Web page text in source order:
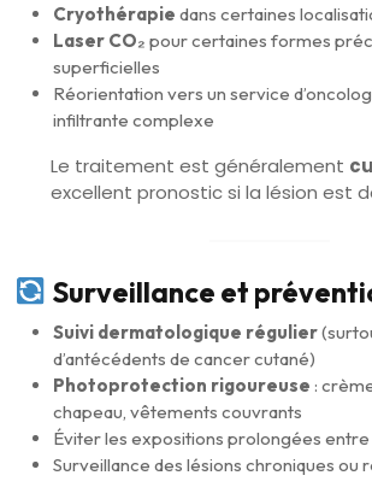
Cryothérapie dans certaines
Laser CO₂ pour certaines formes
superficielles
Réorientation vers un service
infiltrante complexe
Le traitement est généralement
excellent pronostic si la lésion est
Surveillance et
Suivi dermatologique régulier
d’antécédents de cancer cutané)
Photoprotection rigoureuse :
chapeau, vêtements couvrants
Éviter les expositions prolongées entre
Surveillance des lésions chroniques ou